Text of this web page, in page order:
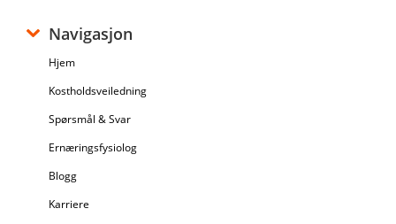
Navigasjon
Hjem
Kostholdsveiledning
Spørsmål & Svar
Ernæringsfysiolog
Blogg
Karriere